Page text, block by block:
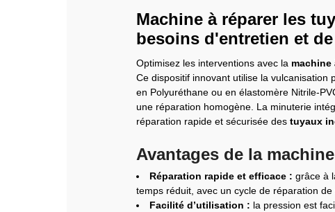
Machine à réparer les
besoins d'entretien et
Optimisez les interventions avec la machine
Ce dispositif innovant utilise la vulcanisation
en Polyuréthane ou en élastomère Nitrile-
une réparation homogène. La minuterie
réparation rapide et sécurisée des tuyaux
Avantages de la
Réparation rapide et efficace : grâce à
temps réduit, avec un cycle de réparation
Facilité d’utilisation : la pression est